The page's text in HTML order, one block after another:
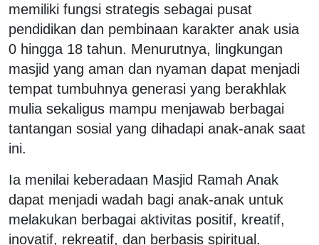
memiliki fungsi strategis sebagai pusat
pendidikan dan pembinaan karakter anak usia
0 hingga 18 tahun. Menurutnya, lingkungan
masjid yang aman dan nyaman dapat menjadi
tempat tumbuhnya generasi yang berakhlak
mulia sekaligus mampu menjawab berbagai
tantangan sosial yang dihadapi anak-anak saat
ini.
Ia menilai keberadaan Masjid Ramah Anak
dapat menjadi wadah bagi anak-anak untuk
melakukan berbagai aktivitas positif, kreatif,
inovatif, rekreatif, dan berbasis spiritual.